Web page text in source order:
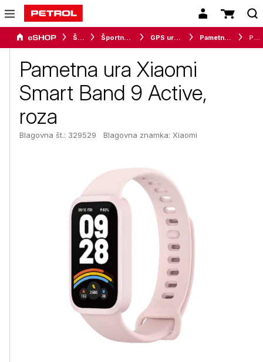
Šport Športna oprema GPS ure in merilci Pametne ure in zapestnice
Pametna ura Xiaomi
Smart Band 9 Active,
roza
Blagovna št.: 329529 Blagovna znamka: Xiaomi